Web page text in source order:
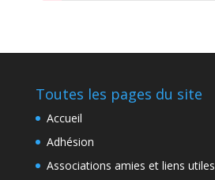
Toutes les pages du site
Accueil
Adhésion
Associations amies et liens utiles